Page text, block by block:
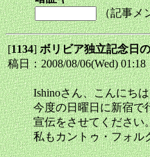
（記事メ
[1134]ボリビア独立記念日
稿日：2008/08/06(Wed)
Ishinoさん、こんにち
今度の日曜日に新宿で
宣伝をさせてください
私もカントゥ・フォル